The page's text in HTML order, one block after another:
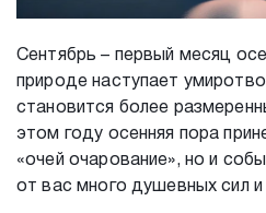
Сентябрь – первый месяц
природе наступает
становится более
этом году осенняя пора
«очей очарование», но и
от вас много душевных сил